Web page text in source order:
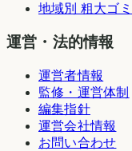
地域別 粗大ゴ
運営・法的情報
運営者情報
監修・運営体制
編集指針
運営会社情報
お問い合わせ